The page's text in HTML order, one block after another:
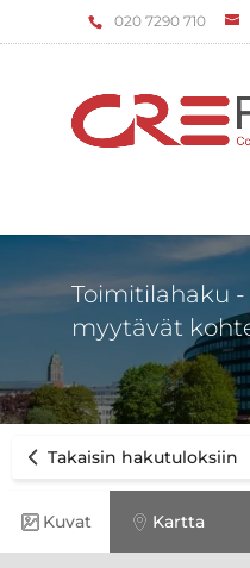
‌020 7290 710
Toimitilahaku
myytävät
Takaisin hakutuloksiin
Kuvat Kartta